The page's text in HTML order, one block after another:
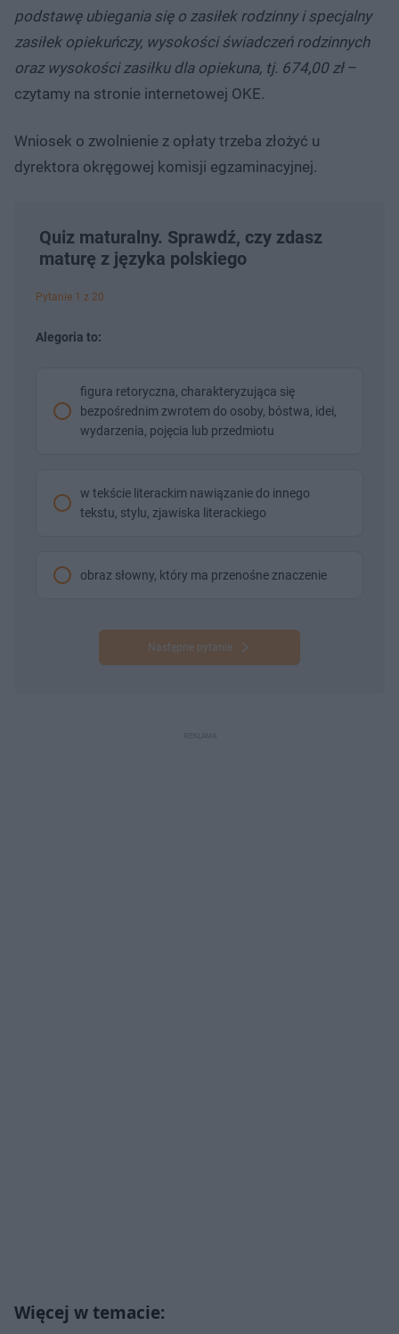
podstawę ubiegania się o zasiłek rodzinny i specjalny
zasiłek opiekuńczy, wysokości świadczeń rodzinnych
oraz wysokości zasiłku dla opiekuna, tj. 674,00 zł–
czytamy na stronie internetowej OKE.
Wniosek o zwolnienie z opłaty trzeba złożyć u
dyrektora okręgowej komisji egzaminacyjnej.
Quiz maturalny. Sprawdź, czy zdasz
maturę z języka polskiego
Pytanie 1 z 20
Alegoria to:
figura retoryczna, charakteryzująca się
bezpośrednim zwrotem do osoby, bóstwa, idei,
wydarzenia, pojęcia lub przedmiotu
w tekście literackim nawiązanie do innego
tekstu, stylu, zjawiska literackiego
obraz słowny, który ma przenośne znaczenie
Następne pytanie